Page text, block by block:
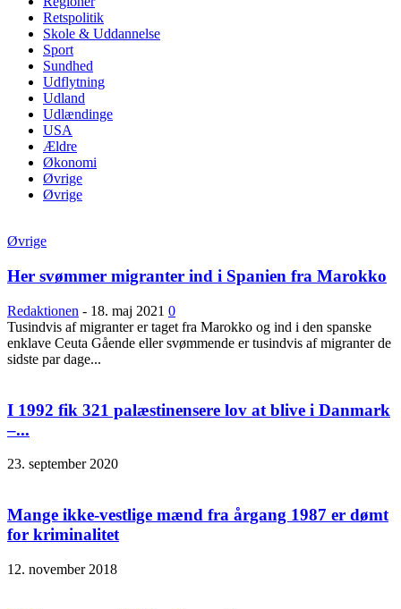
Retspolitik
Skole & Uddannelse
Sport
Sundhed
Udflytning
Udland
Udlændinge
USA
Ældre
Økonomi
Øvrige
Øvrige
Øvrige
Her svømmer migranter ind i Spanien fra Marokko
Redaktionen - 18. maj 2021 0
Tusindvis af migranter er taget fra Marokko og ind i den spanske
enklave Ceuta Gående eller svømmende er tusindvis af migranter de
sidste par dage...
I 1992 fik 321 palæstinensere lov at blive i Danmark
–...
23. september 2020
Mange ikke-vestlige mænd fra årgang 1987 er dømt
for kriminalitet
12. november 2018